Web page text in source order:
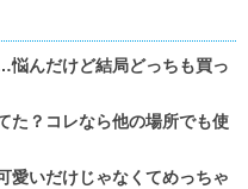
悩んだけど結局どっちも買っ
た？コレなら他の場所でも使
愛いだけじゃなくてめっちゃ